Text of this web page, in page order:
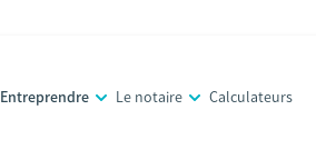
Entreprendre Le notaire Calculateurs